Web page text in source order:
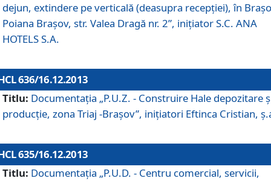
dejun, extindere pe verticală (deasupra recepţiei), în
Poiana Braşov, str. Valea Dragă nr. 2”, iniţiator S.C. ANA
HOTELS S.A.
636/16.12.2013
Titlu: Documentaţia „P.U.Z. - Construire Hale depozitare
producţie, zona Triaj -Braşov”, iniţiatori Eftinca Cristian,
635/16.12.2013
Titlu: Documentaţia „P.U.D. - Centru comercial, servicii,